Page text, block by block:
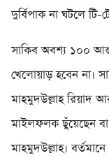
দুর্বিপাক না ঘটলে টি-
সাকিব অবশ্য ১০০
খেলোয়াড় হবেন না।
মাহমুদউল্লাহ
মাইলফলক ছুঁয়েছেন
মাহমুদউল্লাহ।